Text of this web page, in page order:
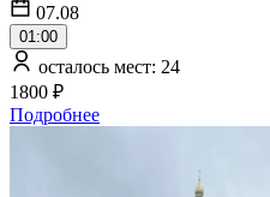
07.08
01:00
осталось мест: 24
1800 ₽
Подробнее